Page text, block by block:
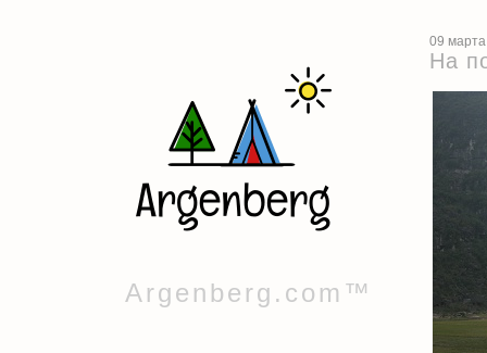
Argenberg.com™
09
На